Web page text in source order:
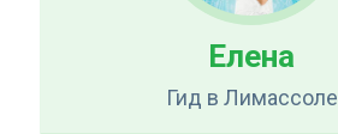
Елена
Гид в Лимассоле